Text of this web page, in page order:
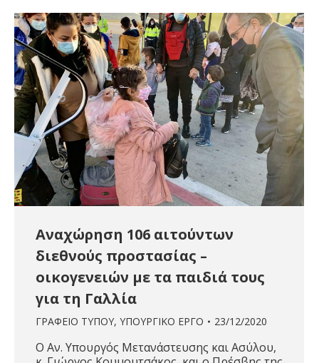
Aναχώρηση 106 αιτούντων
διεθνούς προστασίας –
οικογενειών με τα παιδιά τους
για τη Γαλλία
ΓΡΑΦΕΙΟ ΤΥΠΟΥ, ΥΠΟΥΡΓΙΚΟ ΕΡΓΟ 23/12/2020
Ο Αν. Υπουργός Μετανάστευσης και Ασύλου,